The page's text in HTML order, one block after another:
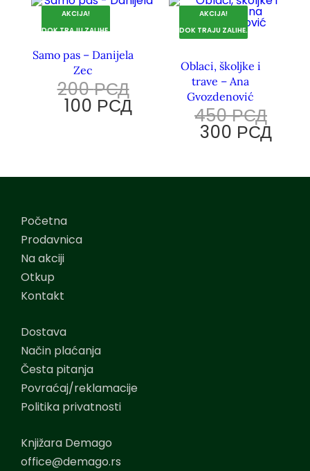
AKCIJA!
DOK TRAJU ZALIHE.
Samo pas – Danijela
Zec
200РСД
100 РСД
AKCIJA!
DOK TRAJU ZALIHE.
Oblaci, školjke i
trave – Ana
Gvozdenović
450РСД
300 РСД
Početna
Prodavnica
Na akciji
Otkup
Kontakt
Dostava
Način plaćanja
Česta pitanja
Povraćaj/reklamacije
Politika privatnosti
Knjižara Demago
office@demago.rs